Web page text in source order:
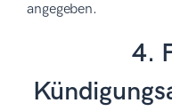
angegeben.
4.